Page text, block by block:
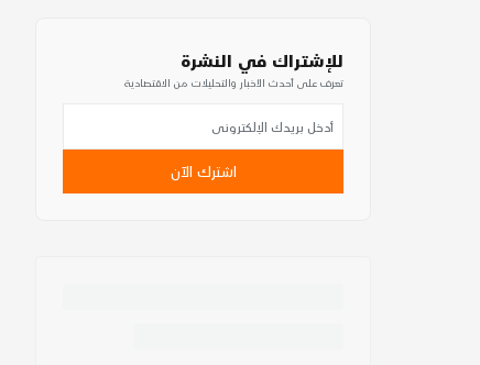
للإشتراك في النشرة
تعرف على أحدث الأخبار والتحليلات من الاقتصادية
اشترك الآن